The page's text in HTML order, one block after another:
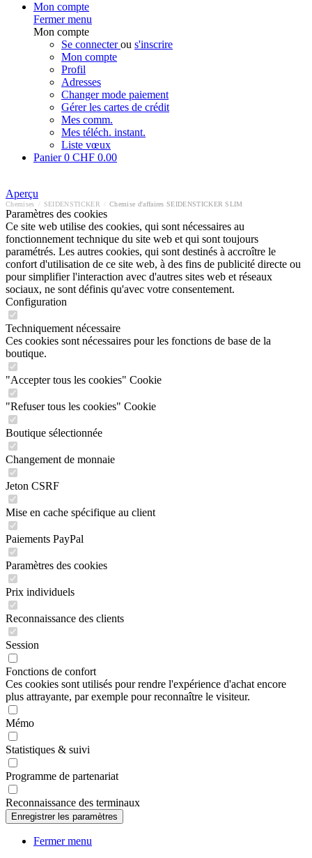
Mon compte
Fermer menu
Mon compte
Se connecterou s'inscrire
Mon compte
Profil
Adresses
Changer mode paiement
Gérer les cartes de crédit
Mes comm.
Mes téléch. instant.
Liste vœux
Panier0 CHF 0.00
Aperçu
Chemises SEIDENSTICKER Chemise d'affaires SEIDENSTICKER SLIM
Paramètres des cookies
Ce site web utilise des cookies, qui sont nécessaires au
fonctionnement technique du site web et qui sont toujours
paramétrés. Les autres cookies, qui sont destinés à accroître le
confort d'utilisation de ce site web, à des fins de publicité directe ou
pour simplifier l'interaction avec d'autres sites web et réseaux
sociaux, ne sont définis qu'avec votre consentement.
Configuration
Techniquement nécessaire
Ces cookies sont nécessaires pour les fonctions de base de la
boutique.
"Accepter tous les cookies" Cookie
"Refuser tous les cookies" Cookie
Boutique sélectionnée
Changement de monnaie
Jeton CSRF
Mise en cache spécifique au client
Paiements PayPal
Paramètres des cookies
Prix individuels
Reconnaissance des clients
Session
Fonctions de confort
Ces cookies sont utilisés pour rendre l'expérience d'achat encore
plus attrayante, par exemple pour reconnaître le visiteur.
Mémo
Statistiques & suivi
Programme de partenariat
Reconnaissance des terminaux
Fermer menu